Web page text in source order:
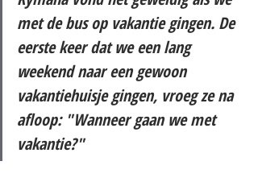
met de bus op vakantie gingen. De
eerste keer dat we een lang
weekend naar een gewoon
vakantiehuisje gingen, vroeg ze na
afloop: "Wanneer gaan we met
vakantie?"